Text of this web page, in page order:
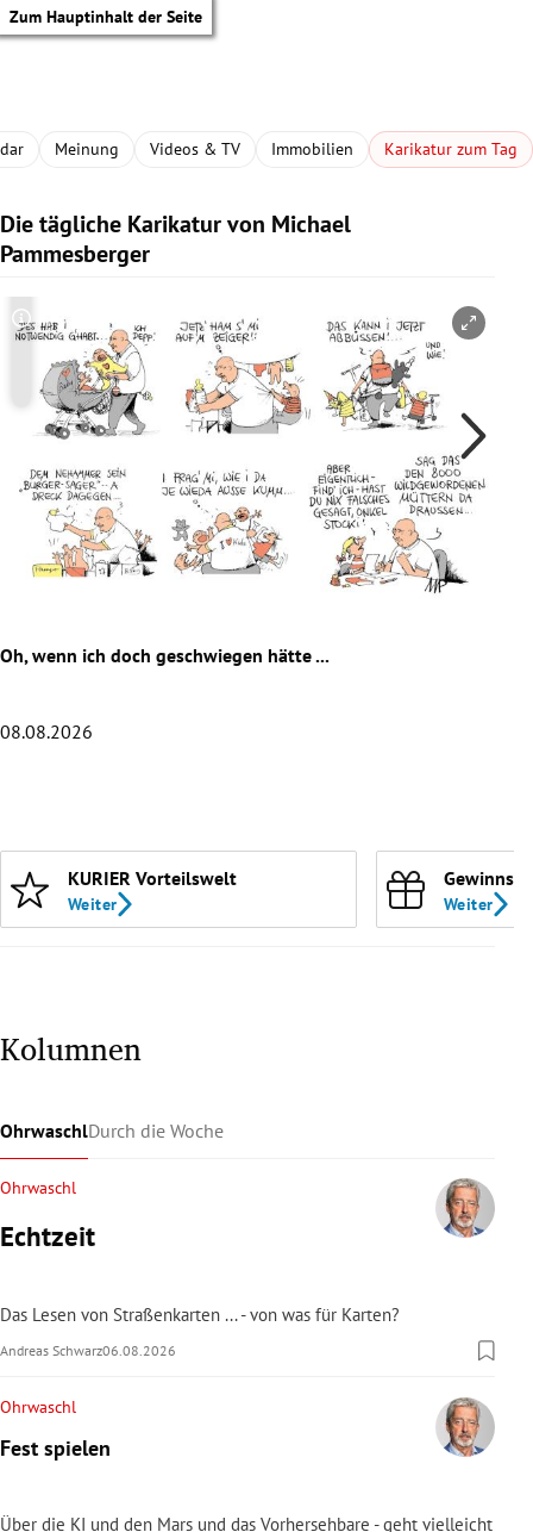
Zum Hauptinhalt der Seite
Untermenü
Untermenü
Untermenü
Untermenü
Untermenü
Meinung Videos & TV Immobilien Karikatur zum Tag
Die tägliche Karikatur von Michael
Pammesberger
Copyright-Hinweis öffnen/schließen
Oh, wenn ich doch geschwiegen hätte ...
08.08.2026
KURIER Vorteilswelt
Weiter Weiter
Kolumnen
OhrwaschlDurch die Woche
Ohrwaschl
Echtzeit
Das Lesen von Straßenkarten ... - von was für Karten?
Andreas Schwarz06.08.2026
Ohrwaschl
Fest spielen
Über die KI und den Mars und das Vorhersehbare - geht vielleicht